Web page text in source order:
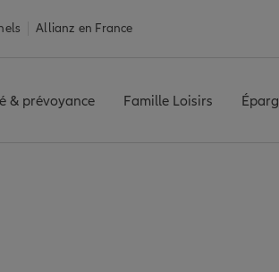
Allianz en France
& prévoyance Famille Loisirs